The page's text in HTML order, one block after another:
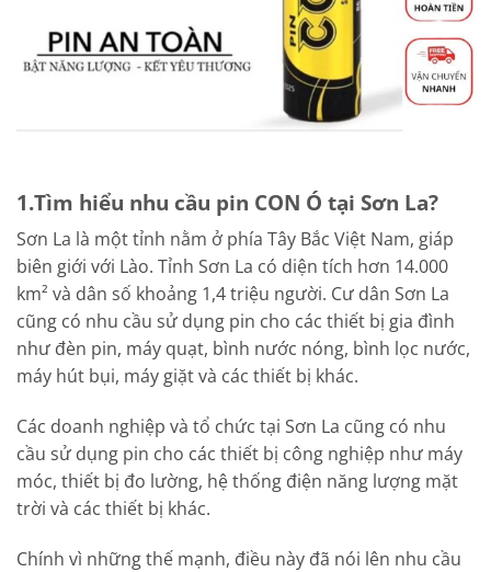
1.Tìm hiểu nhu cầu pin CON Ó tại Sơn La?
Sơn La là một tỉnh nằm ở phía Tây Bắc Việt Nam, giáp
biên giới với Lào. Tỉnh Sơn La có diện tích hơn 14.000
km² và dân số khoảng 1,4 triệu người. Cư dân Sơn La
cũng có nhu cầu sử dụng pin cho các thiết bị gia đình
như đèn pin, máy quạt, bình nước nóng, bình lọc nước,
máy hút bụi, máy giặt và các thiết bị khác.
Các doanh nghiệp và tổ chức tại Sơn La cũng có nhu
cầu sử dụng pin cho các thiết bị công nghiệp như máy
móc, thiết bị đo lường, hệ thống điện năng lượng mặt
trời và các thiết bị khác.
Chính vì những thế mạnh, điều này đã nói lên nhu cầu